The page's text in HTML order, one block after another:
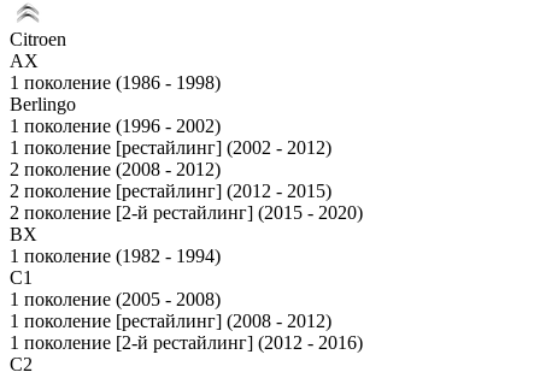
Citroen
AX
1 поколение (1986 - 1998)
Berlingo
1 поколение (1996 - 2002)
1 поколение [рестайлинг] (2002 - 2012)
2 поколение (2008 - 2012)
2 поколение [рестайлинг] (2012 - 2015)
2 поколение [2-й рестайлинг] (2015 - 2020)
BX
1 поколение (1982 - 1994)
C1
1 поколение (2005 - 2008)
1 поколение [рестайлинг] (2008 - 2012)
1 поколение [2-й рестайлинг] (2012 - 2016)
C2